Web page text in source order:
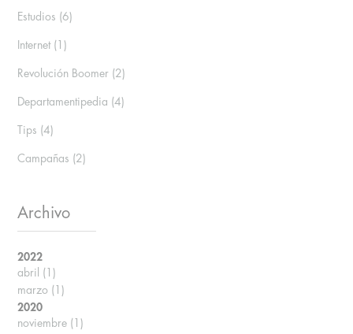
Estudios (6)
Internet (1)
Revolución Boomer (2)
Departamentipedia (4)
Tips (4)
Campañas (2)
Archivo
2022
abril (1)
marzo (1)
2020
noviembre (1)